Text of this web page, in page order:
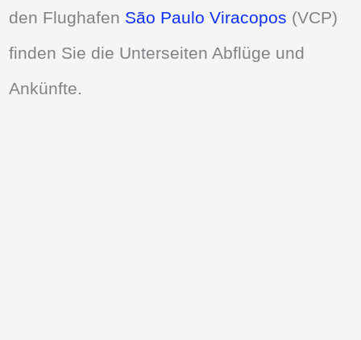
den Flughafen São Paulo Viracopos (VCP)
finden Sie die Unterseiten Abflüge und
Ankünfte.